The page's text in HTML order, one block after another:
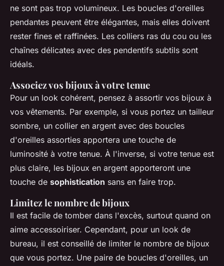
ne sont pas trop volumineux. Les boucles d'oreilles
pendantes peuvent être élégantes, mais elles doivent
rester fines et raffinées. Les colliers ras du cou ou les
chaînes délicates avec des pendentifs subtils sont
idéals.
Associez vos bijoux à votre tenue
Pour un look cohérent, pensez à assortir vos bijoux à
vos vêtements. Par exemple, si vous portez un tailleur
sombre, un collier en argent avec des boucles
d'oreilles assorties apportera une touche de
luminosité à votre tenue. À l'inverse, si votre tenue est
plus claire, les bijoux en argent apporteront une
touche de sophistication sans en faire trop.
Limitez le nombre de bijoux
Il est facile de tomber dans l'excès, surtout quand on
aime accessoiriser. Cependant, pour un look de
bureau, il est conseillé de limiter le nombre de bijoux
que vous portez. Une paire de boucles d'oreilles, un